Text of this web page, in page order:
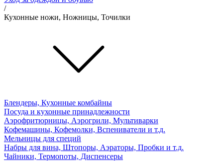
/
Кухонные ножи, Ножницы, Точилки
Блендеры, Кухонные комбайны
Посуда и кухонные принадлежности
Аэрофритюрницы, Аэрогрили, Мультиварки
Кофемашины, Кофемолки, Вспениватели и т.д.
Мельницы для специй
Набры для вина, Штопоры, Аэраторы, Пробки и т.д.
Чайники, Термопоты, Диспенсеры